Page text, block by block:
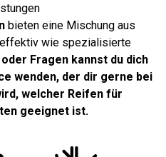
bieten eine Mischung aus
wie spezialisierte
Fragen kannst du dich
wenden, der dir gerne bei
welcher Reifen für
geeignet ist.